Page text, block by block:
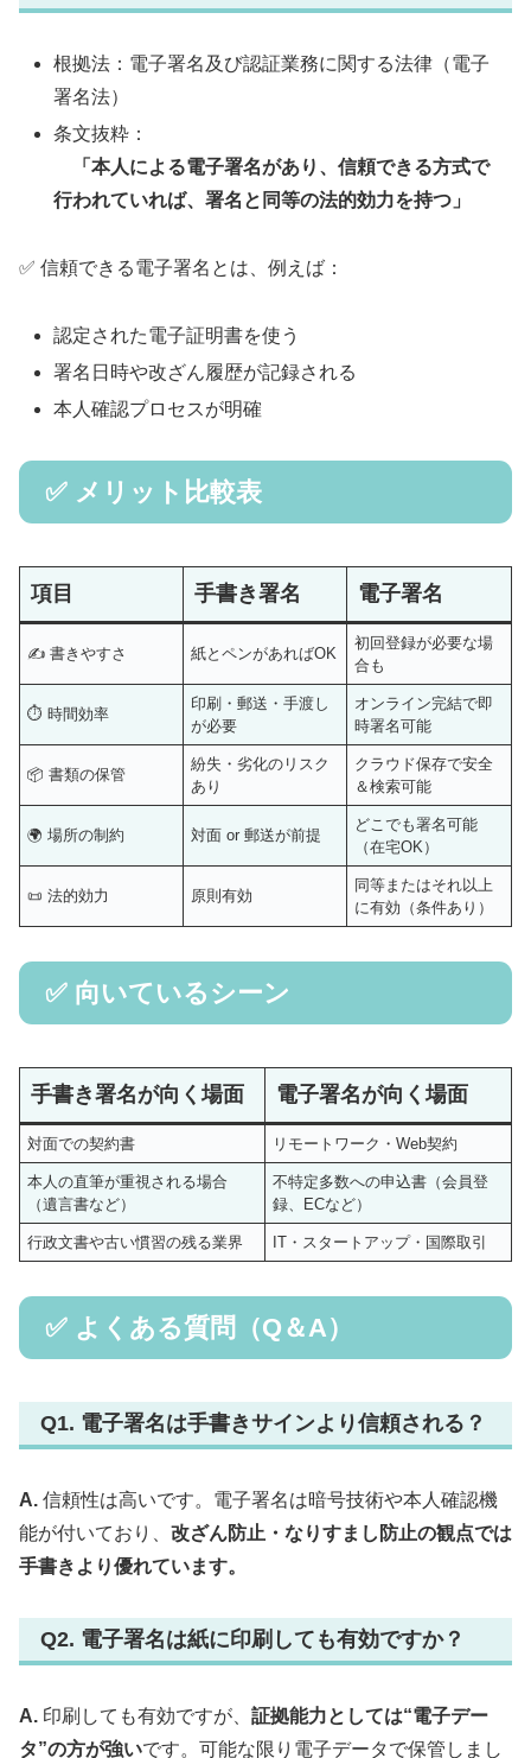
根拠法：電子署名及び認証業務に関する法律（電子
署名法）
条文抜粋：
「本人による電子署名があり、信頼できる方式で
行われていれば、署名と同等の法的効力を持つ」
✅ 信頼できる電子署名とは、例えば：
認定された電子証明書を使う
署名日時や改ざん履歴が記録される
本人確認プロセスが明確
✅ メリット比較表
項目 手書き署名 電子署名
✍ 書きやすさ 紙とペンがあればOK
初回登録が必要な場
合も
⏱ 時間効率
印刷・郵送・手渡し
が必要
オンライン完結で即
時署名可能
📦 書類の保管
紛失・劣化のリスク
あり
クラウド保存で安全
＆検索可能
🌍 場所の制約 対面 or 郵送が前提
どこでも署名可能
（在宅OK）
📜 法的効力 原則有効
同等またはそれ以上
に有効（条件あり）
✅ 向いているシーン
手書き署名が向く場面 電子署名が向く場面
対面での契約書 リモートワーク・Web契約
本人の直筆が重視される場合
（遺言書など）
不特定多数への申込書（会員登
録、ECなど）
行政文書や古い慣習の残る業界 IT・スタートアップ・国際取引
✅ よくある質問（Q＆A）
Q1. 電子署名は手書きサインより信頼される？
A. 信頼性は高いです。電子署名は暗号技術や本人確認機
能が付いており、 改ざん防止・なりすまし防止の観点では
手書きより優れています。
Q2. 電子署名は紙に印刷しても有効ですか？
A. 印刷しても有効ですが、 証拠能力としては“電子デー
タ”の方が強いです。可能な限り電子データで保管しまし